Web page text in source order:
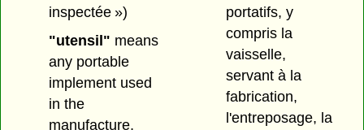
inspectée »)
"utensil" means
any portable
implement used
in the
manufacture,
portatifs, y
compris la
vaisselle,
servant à la
fabrication,
l'entreposage, la